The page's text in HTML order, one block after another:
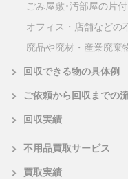
ごみ屋敷･汚部屋の片
オフィス・店舗などの
廃品や廃材・産業廃棄
回収できる物の具体例
ご依頼から回収までの
回収実績
不用品買取サービス
買取実績